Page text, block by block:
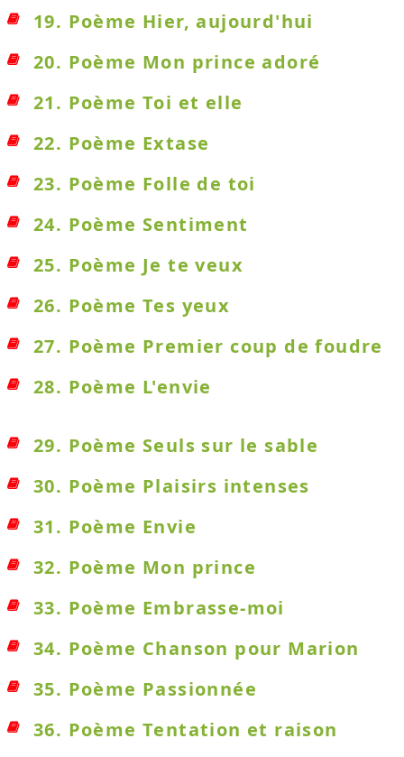
19. Poème Hier, aujourd'hui
20. Poème Mon prince adoré
21. Poème Toi et elle
22. Poème Extase
23. Poème Folle de toi
24. Poème Sentiment
25. Poème Je te veux
26. Poème Tes yeux
27. Poème Premier coup de foudre
28. Poème L'envie
29. Poème Seuls sur le sable
30. Poème Plaisirs intenses
31. Poème Envie
32. Poème Mon prince
33. Poème Embrasse-moi
34. Poème Chanson pour Marion
35. Poème Passionnée
36. Poème Tentation et raison